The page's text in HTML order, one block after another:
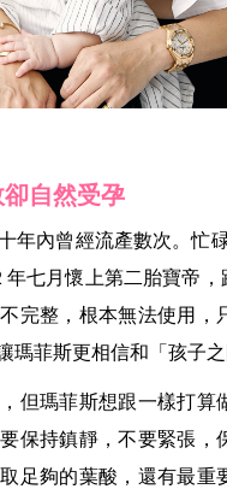
自然受孕
年內曾經流產數次。忙
年七月懷上第二胎寶帝
完整，根本無法使用
瑪菲斯更相信和「孩子之
但瑪菲斯想跟一樣打
保持鎮靜，不要緊張
足夠的葉酸，還有最